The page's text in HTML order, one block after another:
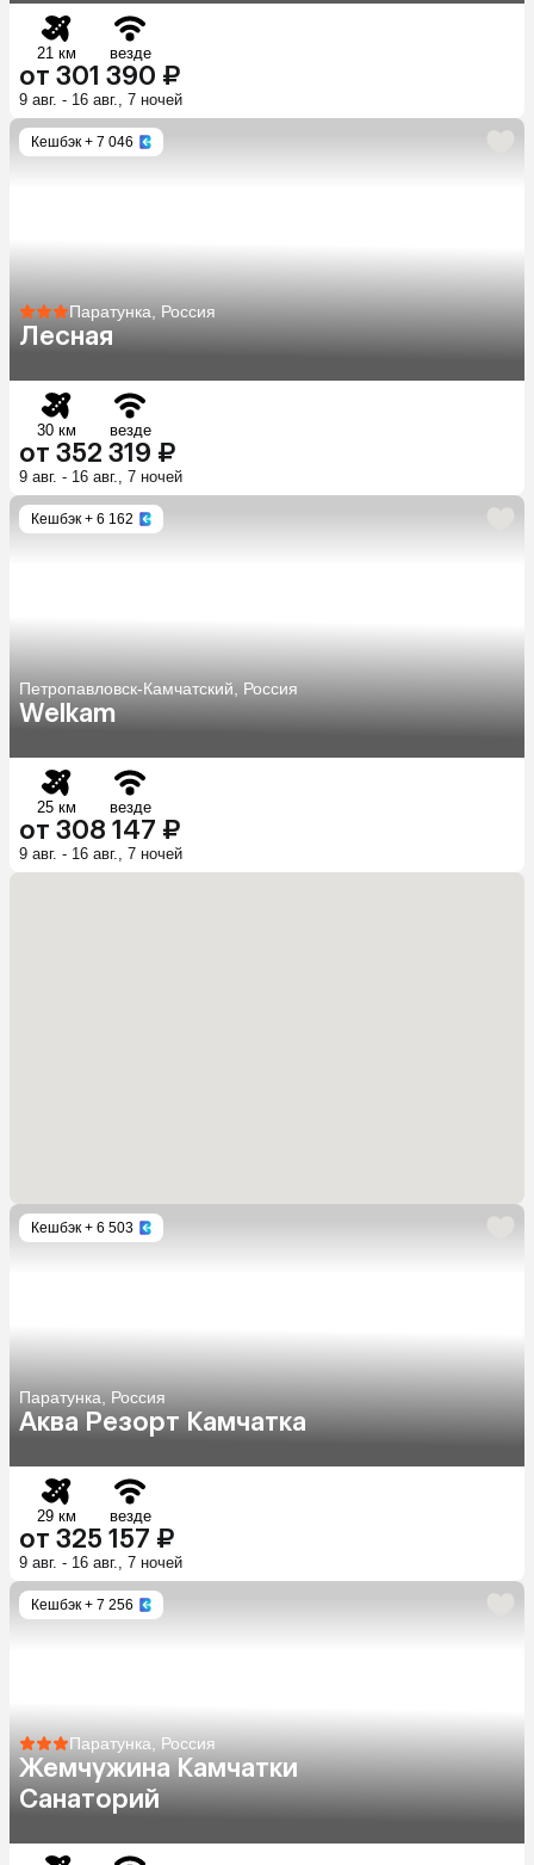
21 км везде
от 301 390 ₽
9 авг. - 16 авг., 7 ночей
Кешбэк + 7 046
Паратунка, Россия
Лесная
30 км везде
от 352 319 ₽
9 авг. - 16 авг., 7 ночей
Кешбэк + 6 162
Петропавловск-Камчатский, Россия
Welkam
25 км везде
от 308 147 ₽
9 авг. - 16 авг., 7 ночей
Кешбэк + 6 503
Паратунка, Россия
Аква Резорт Камчатка
29 км везде
от 325 157 ₽
9 авг. - 16 авг., 7 ночей
Кешбэк + 7 256
Паратунка, Россия
Жемчужина Камчатки
Санаторий